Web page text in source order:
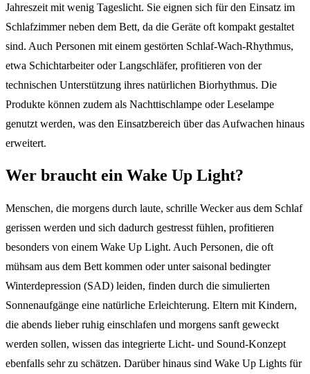
Jahreszeit mit wenig Tageslicht. Sie eignen sich für den Einsatz im
Schlafzimmer neben dem Bett, da die Geräte oft kompakt gestaltet
sind. Auch Personen mit einem gestörten Schlaf-Wach-Rhythmus,
etwa Schichtarbeiter oder Langschläfer, profitieren von der
technischen Unterstützung ihres natürlichen Biorhythmus. Die
Produkte können zudem als Nachttischlampe oder Leselampe
genutzt werden, was den Einsatzbereich über das Aufwachen hinaus
erweitert.
Wer braucht ein Wake Up Light?
Menschen, die morgens durch laute, schrille Wecker aus dem Schlaf
gerissen werden und sich dadurch gestresst fühlen, profitieren
besonders von einem Wake Up Light. Auch Personen, die oft
mühsam aus dem Bett kommen oder unter saisonal bedingter
Winterdepression (SAD) leiden, finden durch die simulierten
Sonnenaufgänge eine natürliche Erleichterung. Eltern mit Kindern,
die abends lieber ruhig einschlafen und morgens sanft geweckt
werden sollen, wissen das integrierte Licht- und Sound-Konzept
ebenfalls sehr zu schätzen. Darüber hinaus sind Wake Up Lights für